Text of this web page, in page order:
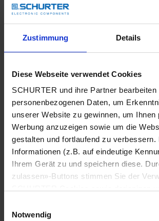
Zustimmung Details
Diese Webseite verwendet Cookies
SCHURTER und ihre Partner bearbeiten
personenbezogenen Daten, um
unserer Website zu gewinnen, um Ihnen
Werbung anzuzeigen sowie um die
gestalten und fortlaufend zu
Informationen (z.B. auf eindeutige
Ihrem Gerät zu und speichern diese.
zulassen»-Buttons stimmen Sie der
«Cookie-Einstellungen verwalten» am
Notwendig